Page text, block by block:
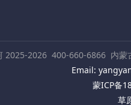
2025-2026 400-660-6866 内蒙
Email:
蒙ICP备
草